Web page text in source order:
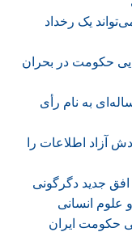
یک رخداد
حکومت در بحران
اسلامی و دردسر ۱۱۵ ساله‌ای به نام رأی
آزاد اطلاعات را
جدید دگرگونی
علوم انسانی
حکومت ایران